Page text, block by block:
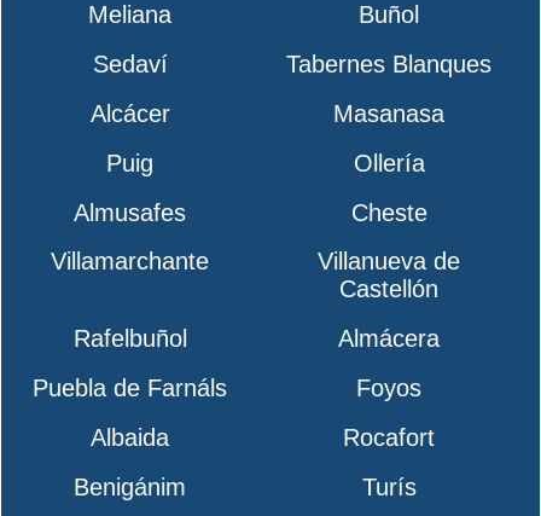
Meliana
Buñol
Sedaví
Tabernes Blanques
Alcácer
Masanasa
Puig
Ollería
Almusafes
Cheste
Villamarchante
Villanueva de
Castellón
Rafelbuñol
Almácera
Puebla de Farnáls
Foyos
Albaida
Rocafort
Benigánim
Turís